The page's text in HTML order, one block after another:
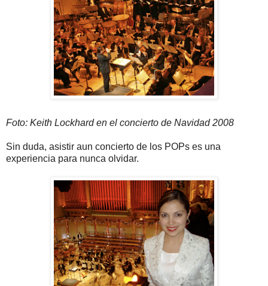
Foto: Keith Lockhard en el concierto de Navidad 2008
Sin duda, asistir aun concierto de los POPs es una
experiencia para nunca olvidar.